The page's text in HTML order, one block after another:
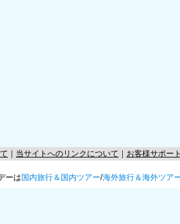
｜ 当サイトへのリンクについて ｜ お客様サポート
ーは 国内旅行＆国内ツアー/海外旅行＆海外ツア